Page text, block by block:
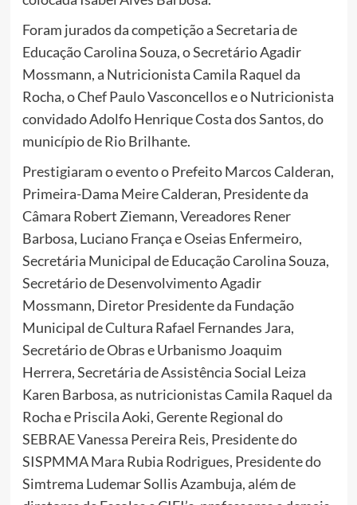
Foram jurados da competição a Secretaria de
Educação Carolina Souza, o Secretário Agadir
Mossmann, a Nutricionista Camila Raquel da
Rocha, o Chef Paulo Vasconcellos e o Nutricionista
convidado Adolfo Henrique Costa dos Santos, do
município de Rio Brilhante.
Prestigiaram o evento o Prefeito Marcos Calderan,
Primeira-Dama Meire Calderan, Presidente da
Câmara Robert Ziemann, Vereadores Rener
Barbosa, Luciano França e Oseias Enfermeiro,
Secretária Municipal de Educação Carolina Souza,
Secretário de Desenvolvimento Agadir
Mossmann, Diretor Presidente da Fundação
Municipal de Cultura Rafael Fernandes Jara,
Secretário de Obras e Urbanismo Joaquim
Herrera, Secretária de Assistência Social Leiza
Karen Barbosa, as nutricionistas Camila Raquel da
Rocha e Priscila Aoki, Gerente Regional do
SEBRAE Vanessa Pereira Reis, Presidente do
SISPMMA Mara Rubia Rodrigues, Presidente do
Simtrema Ludemar Sollis Azambuja, além de